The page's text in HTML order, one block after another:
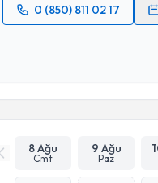
0 (850) 811 02 17
Takvim
8 Ağu
Cmt
9 Ağu
Paz